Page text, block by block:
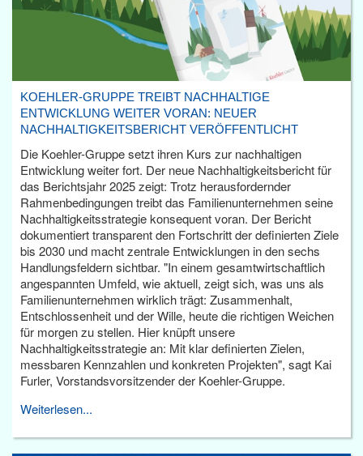
KOEHLER-GRUPPE TREIBT NACHHALTIGE
ENTWICKLUNG WEITER VORAN: NEUER
NACHHALTIGKEITSBERICHT VERÖFFENTLICHT
Die Koehler-Gruppe setzt ihren Kurs zur nachhaltigen
Entwicklung weiter fort. Der neue Nachhaltigkeitsbericht für
das Berichtsjahr 2025 zeigt: Trotz herausfordernder
Rahmenbedingungen treibt das Familienunternehmen seine
Nachhaltigkeitsstrategie konsequent voran. Der Bericht
dokumentiert transparent den Fortschritt der definierten Ziele
bis 2030 und macht zentrale Entwicklungen in den sechs
Handlungsfeldern sichtbar. "In einem gesamtwirtschaftlich
angespannten Umfeld, wie aktuell, zeigt sich, was uns als
Familienunternehmen wirklich trägt: Zusammenhalt,
Entschlossenheit und der Wille, heute die richtigen Weichen
für morgen zu stellen. Hier knüpft unsere
Nachhaltigkeitsstrategie an: Mit klar definierten Zielen,
messbaren Kennzahlen und konkreten Projekten", sagt Kai
Furler, Vorstandsvorsitzender der Koehler-Gruppe.
Weiterlesen...